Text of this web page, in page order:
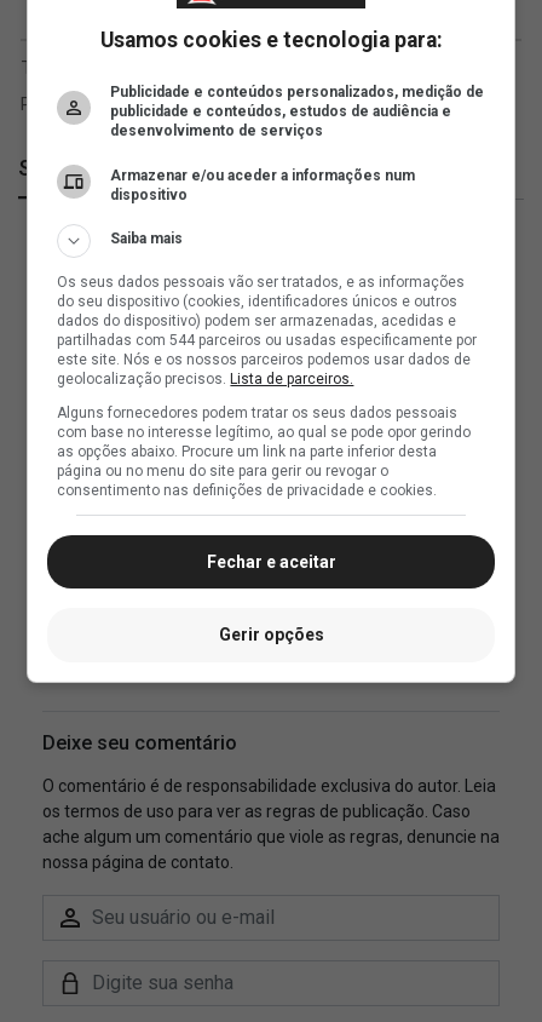
SuperVasco
Usamos cookies e tecnologia para:
Publicidade e conteúdos personalizados, medição de
publicidade e conteúdos, estudos de audiência e
desenvolvimento de serviços
Armazenar e/ou aceder a informações num
dispositivo
Saiba mais
Os seus dados pessoais vão ser tratados, e as informações
do seu dispositivo (cookies, identificadores únicos e outros
dados do dispositivo) podem ser armazenadas, acedidas e
partilhadas com 544 parceiros ou usadas especificamente por
este site. Nós e os nossos parceiros podemos usar dados de
geolocalização precisos.Lista de parceiros.
Alguns fornecedores podem tratar os seus dados pessoais
com base no interesse legítimo, ao qual se pode opor gerindo
as opções abaixo. Procure um link na parte inferior desta
página ou no menu do site para gerir ou revogar o
consentimento nas definições de privacidade e cookies.
Fechar e aceitar
Gerir opções